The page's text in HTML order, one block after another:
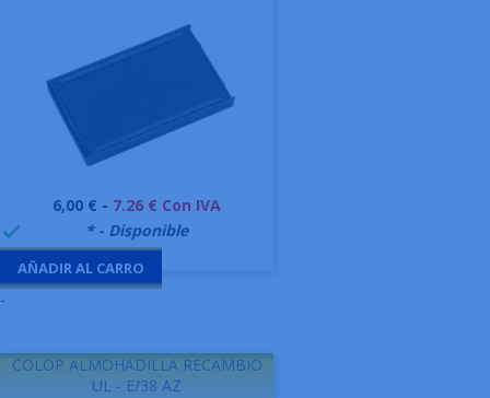
Precio
6,00 € - 7.26 € Con IVA
 * - Disponible
AÑADIR AL CARRO
-
COLOP ALMOHADILLA RECAMBIO
UL - E/38 AZ